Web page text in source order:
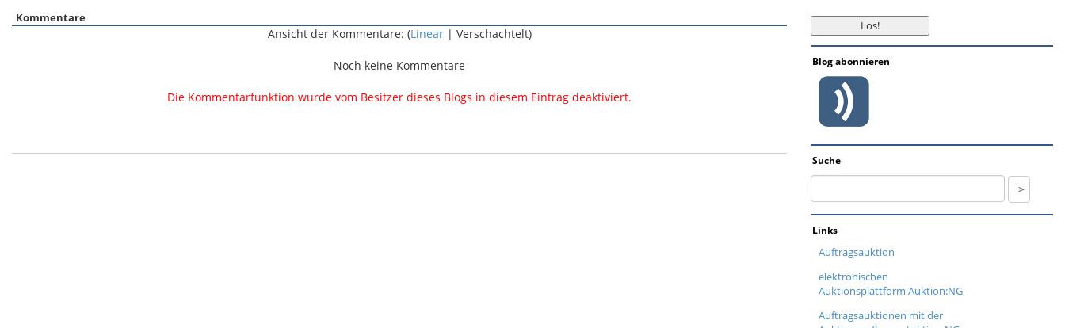
Kommentare
Ansicht der Kommentare: (Linear| Verschachtelt)
Noch keine Kommentare
Die Kommentarfunktion wurde vom Besitzer dieses Blogs in diesem Eintrag deaktiviert.
Blog abonnieren
Suche
Links
Auftragsauktion
elektronischen
Auktionsplattform Auktion:NG
Auftragsauktionen mit der